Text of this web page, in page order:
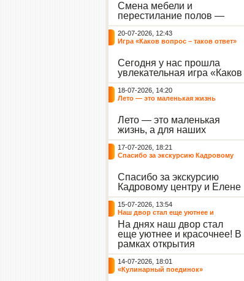
небывалый ажиотаж среди
воспитанников, превратив
тихие залы центра в арену
напряжённых поединков,
громких аплодисментов и
жарких обсуждений.
Смена мебели и
перестилание полов —
дело рук профессионалов.
А вот создание настоящего
домашнего уюта — задача
этой неделе ребята взяли
инициативу в свои руки и
устроили масштабную
генеральную уборку
жилого корпуса.
20-07-2026, 12:43
Игра «Каков вопрос – таков ответ»
Сегодня у нас прошла
увлекательная игра «Каков
вопрос – таков ответ»,
которая собрала самых
любознательных
игры выступил наш
воспитанник - Константин
Н., который по праву носит
звание самого читающего
и эрудированного
участника наших
мероприятий.
18-07-2026, 14:20
Лето — это маленькая жизнь
Лето — это маленькая
жизнь, а для наших
воспитанниц оно
наполнено открытиями. В
один из теплых дней мы
пластилин, книги и конечно
же телефоны, чтобы
отправиться на небольшую
цветочную охоту в
ближайший луг.
17-07-2026, 18:21
Спасибо за экскурсию Кадровому
Спасибо за экскурсию
Кадровому центру и Елене
Романовне за тёплую
встречу.
15-07-2026, 13:54
Наш двор стал еще уютнее и
красочнее!
На днях наш двор стал
еще уютнее и красочнее! В
рамках открытия
Социальной гостиной
нашего Центра, перед
воспитанниками была
14-07-2026, 18:01
«Кулинарный поединок»